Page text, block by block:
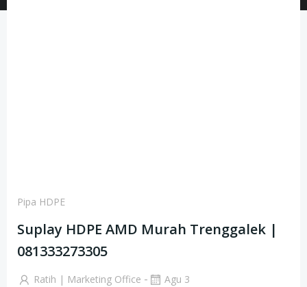
Pipa HDPE
Suplay HDPE AMD Murah Trenggalek |
081333273305
Ratih | Marketing Office - Agu 3